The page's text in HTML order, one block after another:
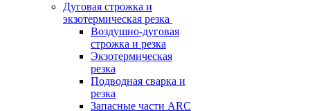
Дуговая строжка и
экзотермическая резка
Воздушно-дуговая
строжка и резка
Экзотермическая
резка
Подводная сварка и
резка
Запасные части ARC